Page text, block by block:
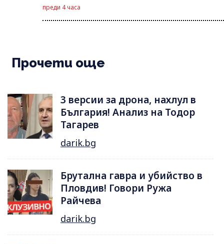
преди 4 часа
Прочети още
3 версии за дрона, нахлул в
България! Анализ на Тодор
Тагарев
darik.bg
Брутална гавра и убийство в
Пловдив! Говори Ружа
Райчева
darik.bg